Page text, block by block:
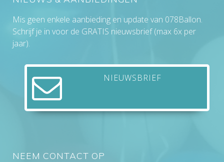
Mis geen enkele aanbieding en update van 078Ballon.
Schrijf je in voor de GRATIS nieuwsbrief (max 6x per
jaar).
NIEUWSBRIEF
NEEM CONTACT OP